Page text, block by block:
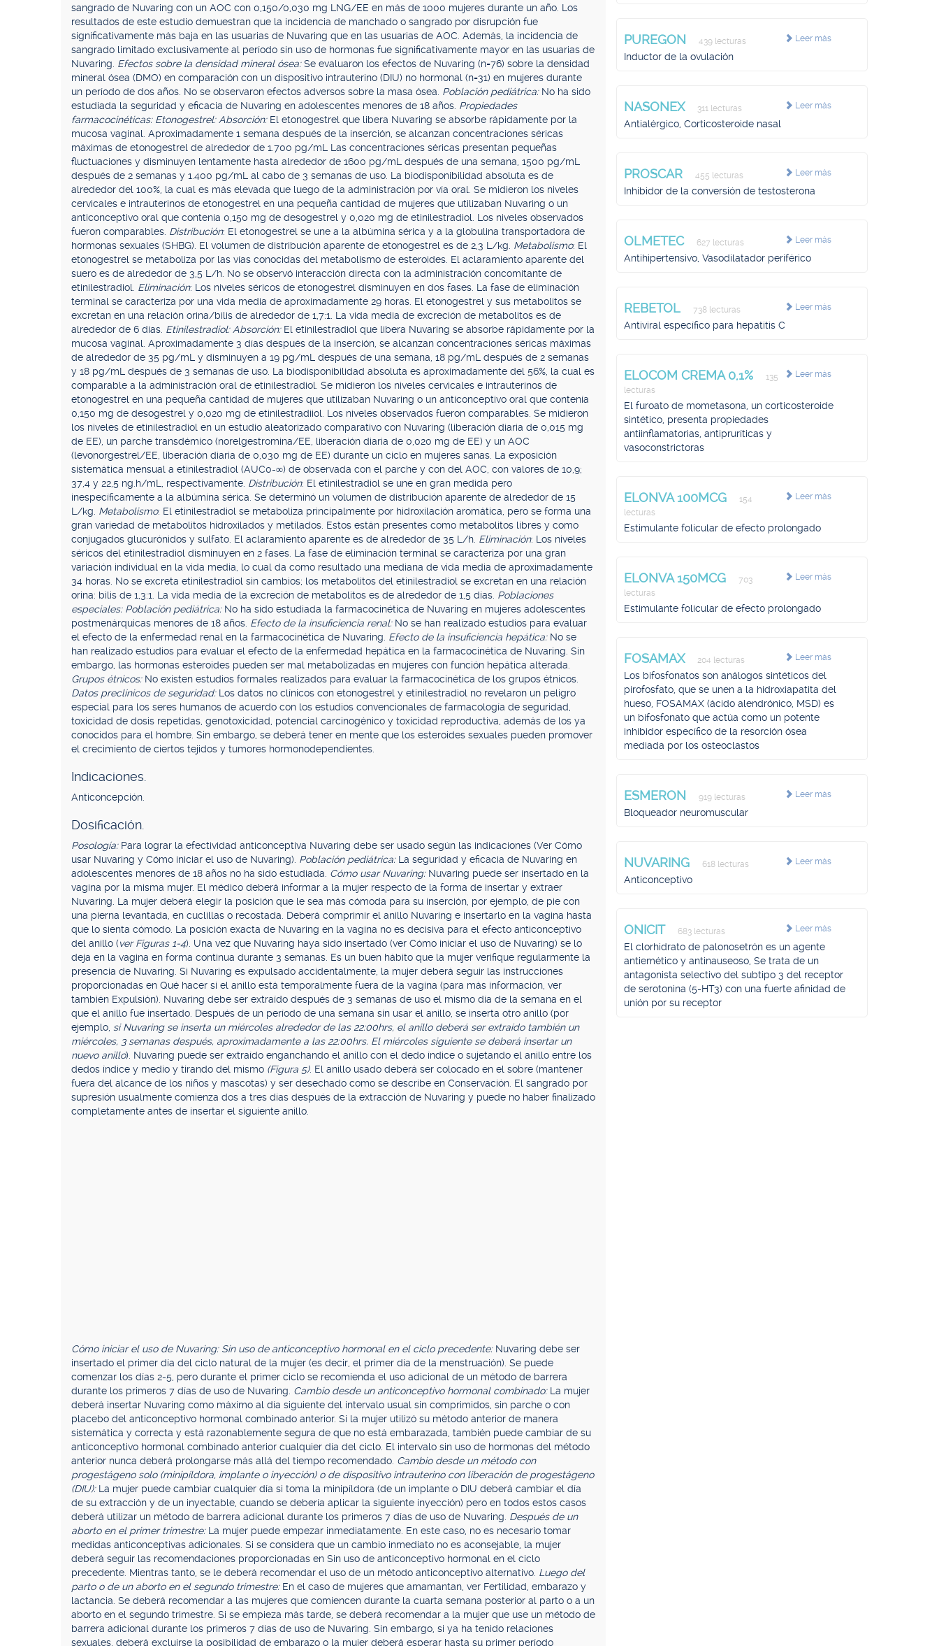
sangrado de Nuvaring con un AOC con 0,150/0,030 mg LNG/EE en más de 1000 mujeres durante un año. Los
resultados de este estudio demuestran que la incidencia de manchado o sangrado por disrupción fue
significativamente más baja en las usuarias de Nuvaring que en las usuarias de AOC. Además, la incidencia de
sangrado limitado exclusivamente al período sin uso de hormonas fue significativamente mayor en las usuarias de
Nuvaring. Efectos sobre la densidad mineral ósea:Se evaluaron los efectos de Nuvaring (n=76) sobre la densidad
mineral ósea (DMO) en comparación con un dispositivo intrauterino (DIU) no hormonal (n=31) en mujeres durante
un período de dos años. No se observaron efectos adversos sobre la masa ósea. Población pediátrica: No ha sido
estudiada la seguridad y eficacia de Nuvaring en adolescentes menores de 18 años. Propiedades
farmacocinéticas: Etonogestrel: Absorción: El etonogestrel que libera Nuvaring se absorbe rápidamente por la
mucosa vaginal. Aproximadamente 1 semana después de la inserción, se alcanzan concentraciones séricas
máximas de etonogestrel de alrededor de 1.700 pg/mL Las concentraciones séricas presentan pequeñas
fluctuaciones y disminuyen lentamente hasta alrededor de 1600 pg/mL después de una semana, 1500 pg/mL
después de 2 semanas y 1.400 pg/mL al cabo de 3 semanas de uso. La biodisponibilidad absoluta es de
alrededor del 100%, la cual es más elevada que luego de la administración por vía oral. Se midieron los niveles
cervicales e intrauterinos de etonogestrel en una pequeña cantidad de mujeres que utilizaban Nuvaring o un
anticonceptivo oral que contenía 0,150 mg de desogestrel y 0,020 mg de etinilestradiol. Los niveles observados
fueron comparables. Distribución: El etonogestrel se une a la albúmina sérica y a la globulina transportadora de
hormonas sexuales (SHBG). El volumen de distribución aparente de etonogestrel es de 2,3 L/kg. Metabolismo: El
etonogestrel se metaboliza por las vías conocidas del metabolismo de esteroides. El aclaramiento aparente del
suero es de alrededor de 3,5 L/h. No se observó interacción directa con la administración concomitante de
etinilestradiol. Eliminación: Los niveles séricos de etonogestrel disminuyen en dos fases. La fase de eliminación
terminal se caracteriza por una vida media de aproximadamente 29 horas. El etonogestrel y sus metabolitos se
excretan en una relación orina/bilis de alrededor de 1,7:1. La vida media de excreción de metabolitos es de
alrededor de 6 días. Etinilestradiol: Absorción: El etinilestradiol que libera Nuvaring se absorbe rápidamente por la
mucosa vaginal. Aproximadamente 3 días después de la inserción, se alcanzan concentraciones séricas máximas
de alrededor de 35 pg/mL y disminuyen a 19 pg/mL después de una semana, 18 pg/mL después de 2 semanas
y 18 pg/mL después de 3 semanas de uso. La biodisponibilidad absoluta es aproximadamente del 56%, la cual es
comparable a la administración oral de etinilestradiol. Se midieron los niveles cervicales e intrauterinos de
etonogestrel en una pequeña cantidad de mujeres que utilizaban Nuvaring o un anticonceptivo oral que contenía
0,150 mg de desogestrel y 0,020 mg de etinilestradiiol. Los niveles observados fueron comparables. Se midieron
los niveles de etinilestradiol en un estudio aleatorizado comparativo con Nuvaring (liberación diaria de 0,015 mg
de EE), un parche transdémico (norelgestromina/EE, liberación diaria de 0,020 mg de EE) y un AOC
(levonorgestrel/EE, liberación diaria de 0,030 mg de EE) durante un ciclo en mujeres sanas. La exposición
sistemática mensual a etinilestradiol (AUC0-∞) de observada con el parche y con del AOC, con valores de 10,9;
37,4 y 22,5 ng.h/mL, respectivamente. Distribución: El etinilestradiol se une en gran medida pero
inespecíficamente a la albúmina sérica. Se determinó un volumen de distribución aparente de alrededor de 15
L/kg. Metabolismo: El etinilestradiol se metaboliza principalmente por hidroxilación aromática, pero se forma una
gran variedad de metabolitos hidroxilados y metilados. Estos están presentes como metabolitos libres y como
conjugados glucurónidos y sulfato. El aclaramiento aparente es de alrededor de 35 L/h. Eliminación: Los niveles
séricos del etinilestradiol disminuyen en 2 fases. La fase de eliminación terminal se caracteriza por una gran
variación individual en la vida media, lo cual da como resultado una mediana de vida media de aproximadamente
34 horas. No se excreta etinilestradiol sin cambios; los metabolitos del etinilestradiol se excretan en una relación
orina: bilis de 1,3:1. La vida media de la excreción de metabolitos es de alrededor de 1,5 días. Poblaciones
especiales: Población pediátrica: No ha sido estudiada la farmacocinética de Nuvaring en mujeres adolescentes
postmenárquicas menores de 18 años. Efecto de la insuficiencia renal: No se han realizado estudios para evaluar
el efecto de la enfermedad renal en la farmacocinética de Nuvaring. Efecto de la insuficiencia hepática: No se
han realizado estudios para evaluar el efecto de la enfermedad hepática en la farmacocinética de Nuvaring. Sin
embargo, las hormonas esteroides pueden ser mal metabolizadas en mujeres con función hepática alterada.
Grupos étnicos: No existen estudios formales realizados para evaluar la farmacocinética de los grupos étnicos.
Datos preclínicos de seguridad: Los datos no clínicos con etonogestrel y etinilestradiol no revelaron un peligro
especial para los seres humanos de acuerdo con los estudios convencionales de farmacología de seguridad,
toxicidad de dosis repetidas, genotoxicidad, potencial carcinogénico y toxicidad reproductiva, además de los ya
conocidos para el hombre. Sin embargo, se deberá tener en mente que los esteroides sexuales pueden promover
el crecimiento de ciertos tejidos y tumores hormonodependientes.
Indicaciones.
Anticoncepción.
Dosificación.
Posología: Para lograr la efectividad anticonceptiva Nuvaring debe ser usado según las indicaciones (Ver Cómo
usar Nuvaring y Cómo iniciar el uso de Nuvaring). Población pediátrica: La seguridad y eficacia de Nuvaring en
adolescentes menores de 18 años no ha sido estudiada. Cómo usar Nuvaring: Nuvaring puede ser insertado en la
vagina por la misma mujer. El médico deberá informar a la mujer respecto de la forma de insertar y extraer
Nuvaring. La mujer deberá elegir la posición que le sea más cómoda para su inserción, por ejemplo, de pie con
una pierna levantada, en cuclillas o recostada. Deberá comprimir el anillo Nuvaring e insertarlo en la vagina hasta
que lo sienta cómodo. La posición exacta de Nuvaring en la vagina no es decisiva para el efecto anticonceptivo
del anillo (ver Figuras 1-4). Una vez que Nuvaring haya sido insertado (ver Cómo iniciar el uso de Nuvaring) se lo
deja en la vagina en forma continua durante 3 semanas. Es un buen hábito que la mujer verifique regularmente la
presencia de Nuvaring. Si Nuvaring es expulsado accidentalmente, la mujer deberá seguir las instrucciones
proporcionadas en Qué hacer si el anillo está temporalmente fuera de la vagina (para más información, ver
también Expulsión). Nuvaring debe ser extraído después de 3 semanas de uso el mismo día de la semana en el
que el anillo fue insertado. Después de un período de una semana sin usar el anillo, se inserta otro anillo (por
ejemplo, si Nuvaring se inserta un miércoles alrededor de las 22:00hrs, el anillo deberá ser extraído también un
miércoles, 3 semanas después, aproximadamente a las 22:00hrs. El miércoles siguiente se deberá insertar un
nuevo anillo). Nuvaring puede ser extraído enganchando el anillo con el dedo índice o sujetando el anillo entre los
dedos índice y medio y tirando del mismo (Figura 5). El anillo usado deberá ser colocado en el sobre (mantener
fuera del alcance de los niños y mascotas) y ser desechado como se describe en Conservación. El sangrado por
supresión usualmente comienza dos a tres días después de la extracción de Nuvaring y puede no haber finalizado
completamente antes de insertar el siguiente anillo.
Cómo iniciar el uso de Nuvaring: Sin uso de anticonceptivo hormonal en el ciclo precedente: Nuvaring debe ser
insertado el primer día del ciclo natural de la mujer (es decir, el primer día de la menstruación). Se puede
comenzar los días 2-5, pero durante el primer ciclo se recomienda el uso adicional de un método de barrera
durante los primeros 7 días de uso de Nuvaring. Cambio desde un anticonceptivo hormonal combinado: La mujer
deberá insertar Nuvaring como máximo al día siguiente del intervalo usual sin comprimidos, sin parche o con
placebo del anticonceptivo hormonal combinado anterior. Si la mujer utilizó su método anterior de manera
sistemática y correcta y está razonablemente segura de que no está embarazada, también puede cambiar de su
anticonceptivo hormonal combinado anterior cualquier día del ciclo. El intervalo sin uso de hormonas del método
anterior nunca deberá prolongarse más allá del tiempo recomendado. Cambio desde un método con
progestágeno solo (minipíldora, implante o inyección) o de dispositivo intrauterino con liberación de progestágeno
(DIU): La mujer puede cambiar cualquier día si toma la minipíldora (de un implante o DIU deberá cambiar el día
de su extracción y de un inyectable, cuando se debería aplicar la siguiente inyección) pero en todos estos casos
deberá utilizar un método de barrera adicional durante los primeros 7 días de uso de Nuvaring. Después de un
aborto en el primer trimestre: La mujer puede empezar inmediatamente. En este caso, no es necesario tomar
medidas anticonceptivas adicionales. Si se considera que un cambio inmediato no es aconsejable, la mujer
deberá seguir las recomendaciones proporcionadas en Sin uso de anticonceptivo hormonal en el ciclo
precedente. Mientras tanto, se le deberá recomendar el uso de un método anticonceptivo alternativo. Luego del
parto o de un aborto en el segundo trimestre: En el caso de mujeres que amamantan, ver Fertilidad, embarazo y
lactancia. Se deberá recomendar a las mujeres que comiencen durante la cuarta semana posterior al parto o a un
aborto en el segundo trimestre. Si se empieza más tarde, se deberá recomendar a la mujer que use un método de
barrera adicional durante los primeros 7 días de uso de Nuvaring. Sin embargo, si ya ha tenido relaciones
sexuales, deberá excluirse la posibilidad de embarazo o la mujer deberá esperar hasta su primer período
Leer más
PUREGON 439 lecturas
Inductor de la ovulación
Leer más
NASONEX 311 lecturas
Antialérgico, Corticosteroide nasal
Leer más
PROSCAR 455 lecturas
Inhibidor de la conversión de testosterona
Leer más
OLMETEC 627 lecturas
Antihipertensivo, Vasodilatador periférico
Leer más
REBETOL 738 lecturas
Antiviral específico para hepatitis C
Leer más
ELOCOM CREMA 0,1%
135
lecturas
El furoato de mometasona, un corticosteroide
sintético, presenta propiedades
antiinflamatorias, antipruríticas y
vasoconstrictoras
Leer más
ELONVA 100MCG
154
lecturas
Estimulante folicular de efecto prolongado
Leer más
ELONVA 150MCG
703
lecturas
Estimulante folicular de efecto prolongado
Leer más
FOSAMAX 204 lecturas
Los bifosfonatos son análogos sintéticos del
pirofosfato, que se unen a la hidroxiapatita del
hueso, FOSAMAX (ácido alendrónico, MSD) es
un bifosfonato que actúa como un potente
inhibidor específico de la resorción ósea
mediada por los osteoclastos
Leer más
ESMERON 919 lecturas
Bloqueador neuromuscular
Leer más
NUVARING 618 lecturas
Anticonceptivo
Leer más
ONICIT 683 lecturas
El clorhidrato de palonosetrón es un agente
antiemético y antinauseoso, Se trata de un
antagonista selectivo del subtipo 3 del receptor
de serotonina (5-HT3) con una fuerte afinidad de
unión por su receptor